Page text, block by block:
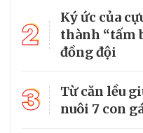
2
Ký ức của
thành “tấm
đồng đội
3
Từ căn lều
nuôi 7 con